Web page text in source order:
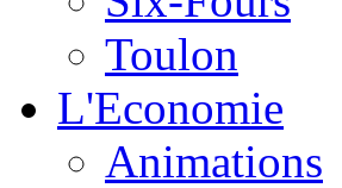
Toulon
L'Economie
Animations